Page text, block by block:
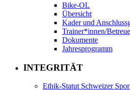
Bike-OL
Übersicht
Kader und
Trainer*innen/
Dokumente
Jahresprogramm
INTEGRITÄT
Ethik-Statut Schweizer